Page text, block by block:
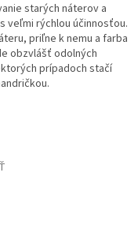
starých náterov a
veľmi rýchlou účinnosťou.
priľne k nemu a farba
obzvlášť odolných
prípadoch stačí